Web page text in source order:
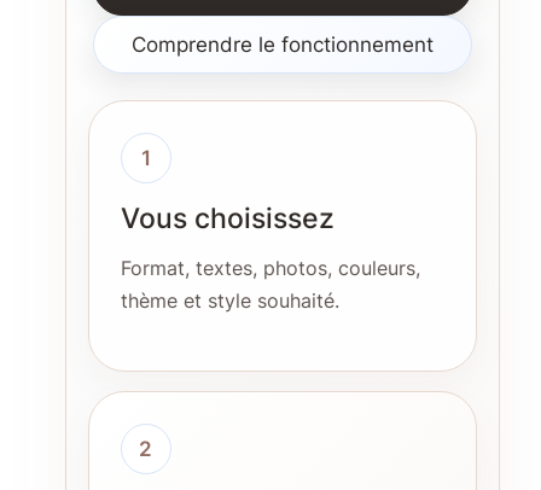
Comprendre le fonctionnement
1
Vous choisissez
Format, textes, photos, couleurs,
thème et style souhaité.
2